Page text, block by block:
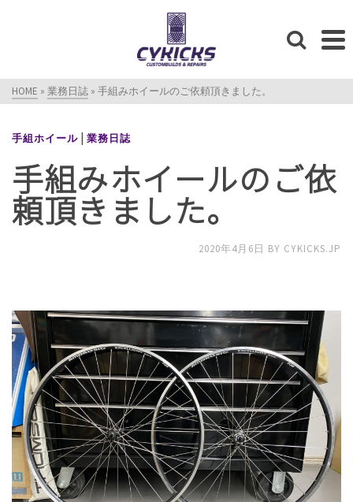
HOME » 業務日誌 » 手組みホイールのご依頼頂きました。
手組ホイール | 業務日誌
手組みホイールのご依
頼頂きました。
2020年4月6日 BY CYKICKS.JP